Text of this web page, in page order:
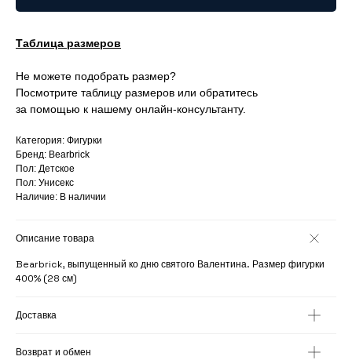
Таблица размеров
Не можете подобрать размер?
Посмотрите таблицу размеров или обратитесь
за помощью к нашему онлайн-консультанту.
Категория: Фигурки
Бренд: Bearbrick
Пол: Детское
Пол: Унисекс
Наличие: В наличии
Описание товара
Bearbrick, выпущенный ко дню святого Валентина. Размер фигурки
400% (28 см)
Доставка
Возврат и обмен